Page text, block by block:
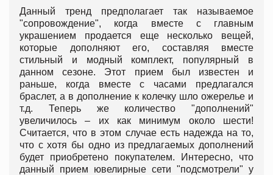
Данный тренд предполагает так называемое
"сопровождение", когда вместе с главным
украшением продается еще несколько вещей,
которые дополняют его, составляя вместе
стильный и модный комплект, популярный в
данном сезоне. Этот прием был известен и
раньше, когда вместе с часами предлагался
браслет, а в дополнение к колечку шло ожерелье и
т.д. Теперь же количество "дополнений"
увеличилось – их как минимум около шести!
Считается, что в этом случае есть надежда на то,
что с хотя бы одно из предлагаемых дополнений
будет приобретено покупателем. Интересно, что
данный прием ювелирные сети "подсмотрели" у